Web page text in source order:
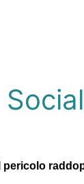
Il pericolo